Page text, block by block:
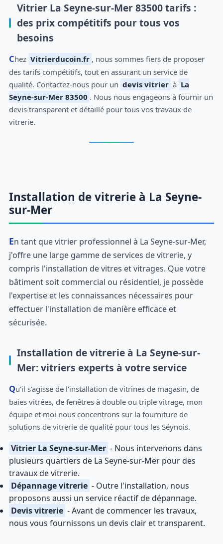
Vitrier La Seyne-sur-Mer 83500 tarifs :
des prix compétitifs pour tous vos
besoins
Chez Vitrierducoin.fr , nous sommes fiers de proposer
des tarifs compétitifs, tout en assurant un service de
qualité. Contactez-nous pour un devis vitrier à La
Seyne-sur-Mer 83500 . Nous nous engageons à fournir un
devis transparent et détaillé pour tous vos travaux de
vitrerie.
Installation de vitrerie à La Seyne-
sur-Mer
En tant que vitrier professionnel à La Seyne-sur-Mer,
j'offre une large gamme de services de vitrerie, y
compris l'installation de vitres et vitrages. Que votre
bâtiment soit commercial ou résidentiel, je possède
l'expertise et les connaissances nécessaires pour
effectuer l'installation de manière efficace et
sécurisée.
Installation de vitrerie à La Seyne-sur-
Mer: vitriers experts à votre service
Qu'il s'agisse de l'installation de vitrines de magasin, de
baies vitrées, de fenêtres à double ou triple vitrage, mon
équipe et moi nous concentrons sur la fourniture de
solutions de vitrerie de qualité pour tous les Séynois.
Vitrier La Seyne-sur-Mer - Nous intervenons dans
plusieurs quartiers de La Seyne-sur-Mer pour des
travaux de vitrerie.
Dépannage vitrerie - Outre l'installation, nous
proposons aussi un service réactif de dépannage.
Devis vitrerie - Avant de commencer les travaux,
nous vous fournissons un devis clair et transparent.